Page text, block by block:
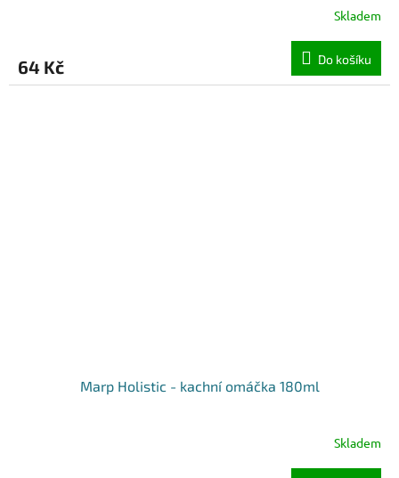
Skladem
64 Kč Do košíku
Marp Holistic - kachní omáčka 180ml
Skladem